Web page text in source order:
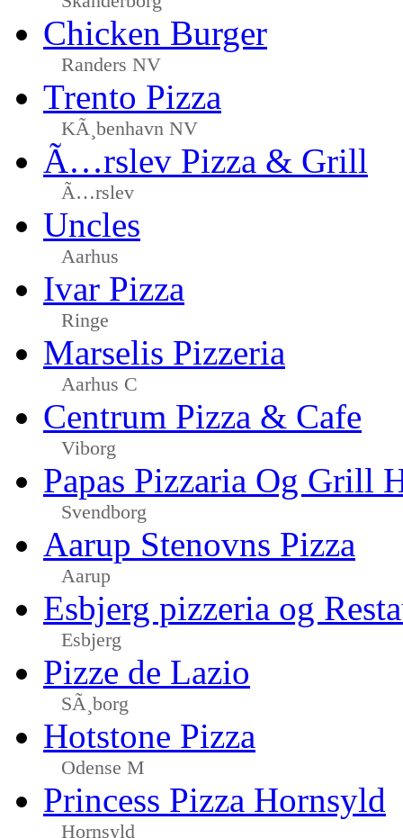
Chicken Burger
Randers NV
Trento Pizza
KÃ¸benhavn NV
Ã…rslev Pizza & Grill
Ã…rslev
Uncles
Aarhus
Ivar Pizza
Ringe
Marselis Pizzeria
Aarhus C
Centrum Pizza & Cafe
Viborg
Papas Pizzaria Og Grill
Svendborg
Aarup Stenovns Pizza
Aarup
Esbjerg pizzeria og
Esbjerg
Pizze de Lazio
SÃ¸borg
Hotstone Pizza
Odense M
Princess Pizza Hornsyld
Hornsyld